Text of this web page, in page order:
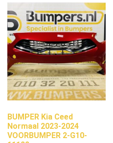
BUMPER Kia Ceed
Normaal 2023-2024
VOORBUMPER 2-G10-